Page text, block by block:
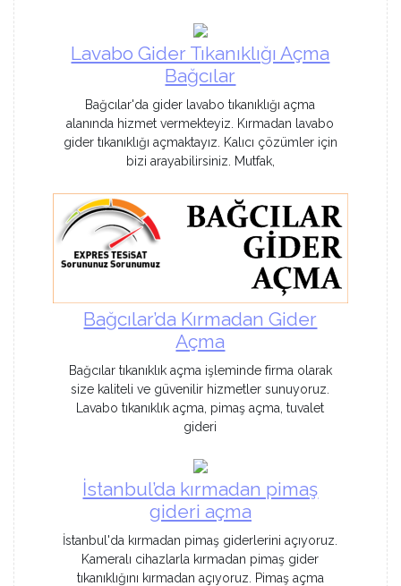
Lavabo Gider Tıkanıklığı Açma
Bağcılar
Bağcılar'da gider lavabo tıkanıklığı açma
alanında hizmet vermekteyiz. Kırmadan lavabo
gider tıkanıklığı açmaktayız. Kalıcı çözümler için
bizi arayabilirsiniz. Mutfak,
Bağcılar’da Kırmadan Gider
Açma
Bağcılar tıkanıklık açma işleminde firma olarak
size kaliteli ve güvenilir hizmetler sunuyoruz.
Lavabo tıkanıklık açma, pimaş açma, tuvalet
gideri
İstanbul’da kırmadan pimaş
gideri açma
İstanbul'da kırmadan pimaş giderlerini açıyoruz.
Kameralı cihazlarla kırmadan pimaş gider
tıkanıklığını kırmadan açıyoruz. Pimaş açma